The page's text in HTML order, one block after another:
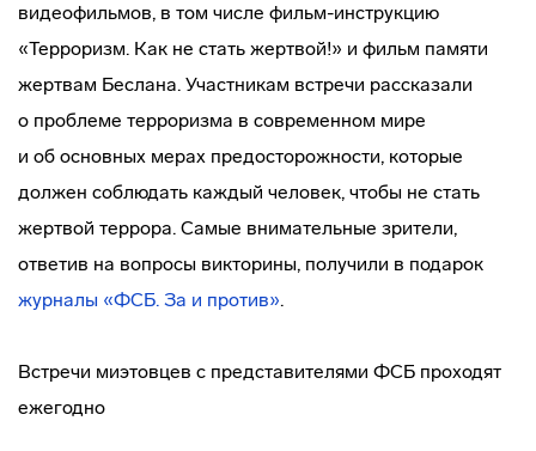
видеофильмов, в том числе фильм-инструкцию
«Терроризм. Как не стать жертвой!» и фильм памяти
жертвам Беслана. Участникам встречи рассказали
о проблеме терроризма в современном мире
и об основных мерах предосторожности, которые
должен соблюдать каждый человек, чтобы не стать
жертвой террора. Самые внимательные зрители,
ответив на вопросы викторины, получили в подарок
журналы «ФСБ. За и против».
Встречи миэтовцев с представителями ФСБ проходят
ежегодно